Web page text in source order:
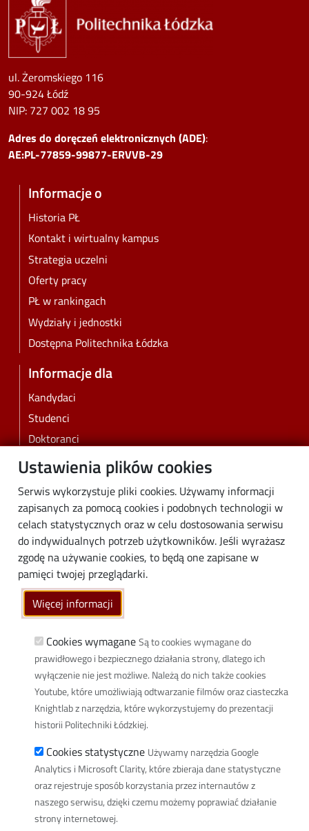
Ustawienia plików cookies
Serwis wykorzystuje pliki cookies. Używamy informacji
zapisanych za pomocą cookies i podobnych technologii w
celach statystycznych oraz w celu dostosowania serwisu
do indywidualnych potrzeb użytkowników. Jeśli wyrażasz
zgodę na używanie cookies, to będą one zapisane w
pamięci twojej przeglądarki.
Więcej informacji
Cookies wymagane Są to cookies wymagane do
prawidłowego i bezpiecznego działania strony, dlatego ich
wyłączenie nie jest możliwe. Należą do nich także cookies
Youtube, które umożliwiają odtwarzanie filmów oraz ciasteczka
Knightlab z narzędzia, które wykorzystujemy do prezentacji
historii Politechniki Łódzkiej.
Cookies statystyczne Używamy narzędzia Google
Analytics i Microsoft Clarity, które zbieraja dane statystyczne
oraz rejestruje sposób korzystania przez internautów z
naszego serwisu, dzięki czemu możemy poprawiać działanie
strony internetowej.
ul. Żeromskiego 116
90-924 Łódź
NIP: 727 002 18 95
Adres do doręczeń elektronicznych (ADE):
AE:PL-77859-99877-ERVVB-29
Informacje o
Historia PŁ
Kontakt i wirtualny kampus
Strategia uczelni
Oferty pracy
PŁ w rankingach
Wydziały i jednostki
Dostępna Politechnika Łódzka
Informacje dla
Kandydaci
Studenci
Doktoranci
Pracownicy
Biznes
Media
Społeczność lokalna
Linki
Wikamp
Poczta elektroniczna
Biblioteka PŁ
Dyscypliny naukowe w PŁ
Inicjatywa Doskonałości Uczelnia Badawcza
BIP
Klauzula RODO
Polityka prywatności
Deklaracja dostępności cyfrowej
Informacja o PŁ w Polskim Języku Migowym
Newsletter